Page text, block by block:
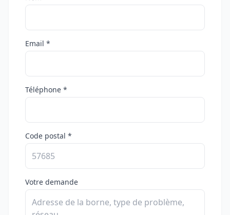
Email *
Téléphone *
Code postal *
Votre demande